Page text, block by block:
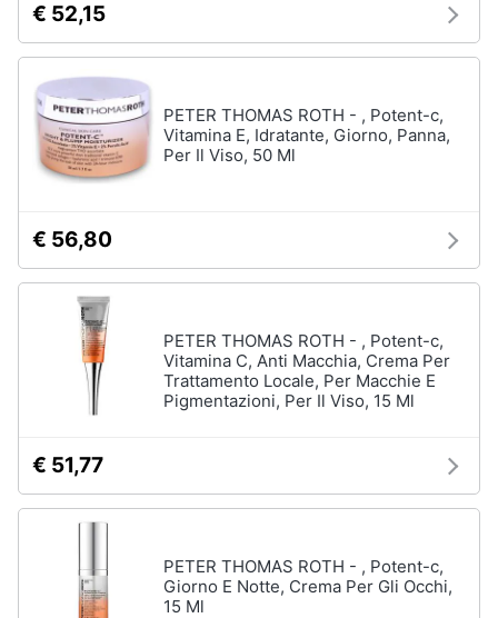
€ 52,15
PETER THOMAS ROTH - , Potent-c,
Vitamina E, Idratante, Giorno, Panna,
Per Il Viso, 50 Ml
€ 56,80
PETER THOMAS ROTH - , Potent-c,
Vitamina C, Anti Macchia, Crema Per
Trattamento Locale, Per Macchie E
Pigmentazioni, Per Il Viso, 15 Ml
€ 51,77
PETER THOMAS ROTH - , Potent-c,
Giorno E Notte, Crema Per Gli Occhi,
15 Ml